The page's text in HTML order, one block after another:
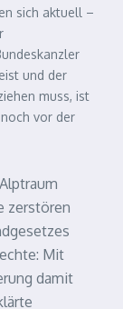
sich aktuell –
und der
muss, ist
vor der
zerstören
Mit
damit